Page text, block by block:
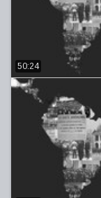
50:24